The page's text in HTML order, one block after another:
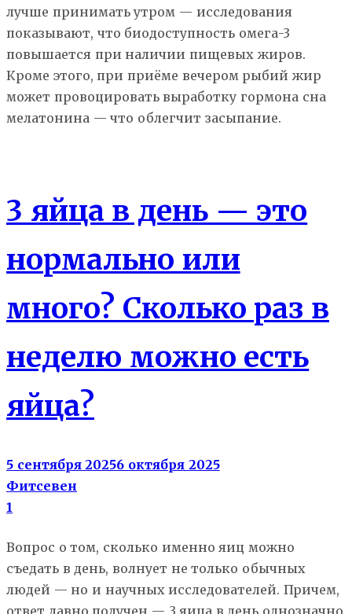
лучше принимать утром — исследования
показывают, что биодоступность омега-3
повышается при наличии пищевых жиров.
Кроме этого, при приёме вечером рыбий жир
может провоцировать выработку гормона сна
мелатонина — что облегчит засыпание.
3 яйца в день — это
нормально или
много? Сколько раз в
неделю можно есть
яйца?
5 сентября 20256 октября 2025
Фитсевен
1
Вопрос о том, сколько именно яиц можно
съедать в день, волнует не только обычных
людей — но и научных исследователей. Причем,